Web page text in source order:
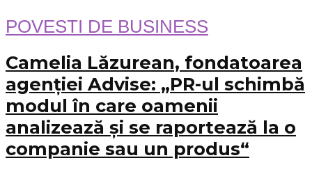
POVESTI DE BUSINESS
Camelia Lăzurean, fondatoarea
agenției Advise: „PR-ul schimbă
modul în care oamenii
analizează și se raportează la o
companie sau un produs“